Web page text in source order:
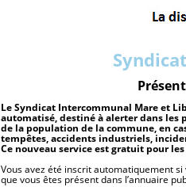
LeSyndicat Intercommunal Mare et
automatisé, destiné à alerter dans
de la population de la commune, en
tempêtes, accidents industriels,
Ce nouveau service est gratuit pour
Vous avez été inscrit automatiquement
que vous êtes présent dans l’annuaire